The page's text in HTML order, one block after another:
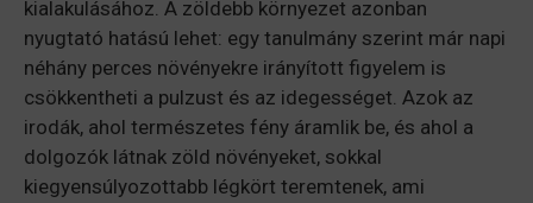
kialakulásához. A zöldebb környezet azonban
nyugtató hatású lehet: egy tanulmány szerint már napi
néhány perces növényekre irányított figyelem is
csökkentheti a pulzust és az idegességet. Azok az
irodák, ahol természetes fény áramlik be, és ahol a
dolgozók látnak zöld növényeket, sokkal
kiegyensúlyozottabb légkört teremtenek, ami